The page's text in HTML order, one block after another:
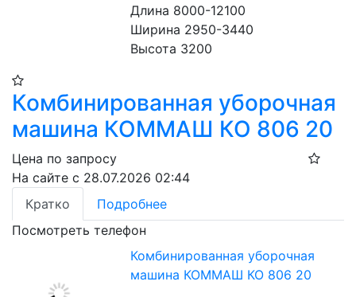
Длина 8000-12100
Ширина 2950-3440
Высота 3200
Комбинированная уборочная
машина КОММАШ КО 806 20
Цена по запросу
На сайте с 28.07.2026 02:44
Кратко
Подробнее
Посмотреть телефон
Комбинированная уборочная
машина КОММАШ КО 806 20